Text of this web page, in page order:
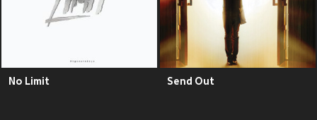
No Limit Send Out